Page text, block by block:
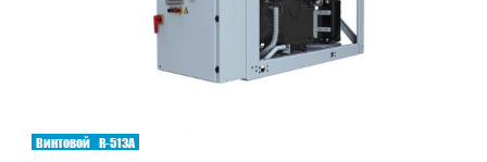
Винтовой R-513A